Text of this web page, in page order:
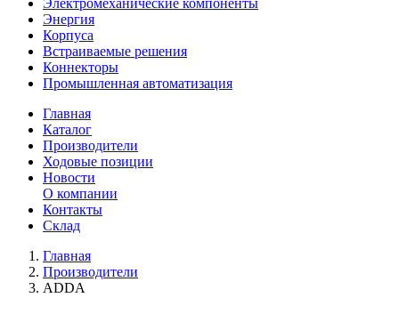
Электромеханические компоненты
Энергия
Корпуса
Встраиваемые решения
Коннекторы
Промышленная автоматизация
Главная
Каталог
Производители
Ходовые позиции
Новости
О компании
Контакты
Склад
Главная
Производители
ADDA